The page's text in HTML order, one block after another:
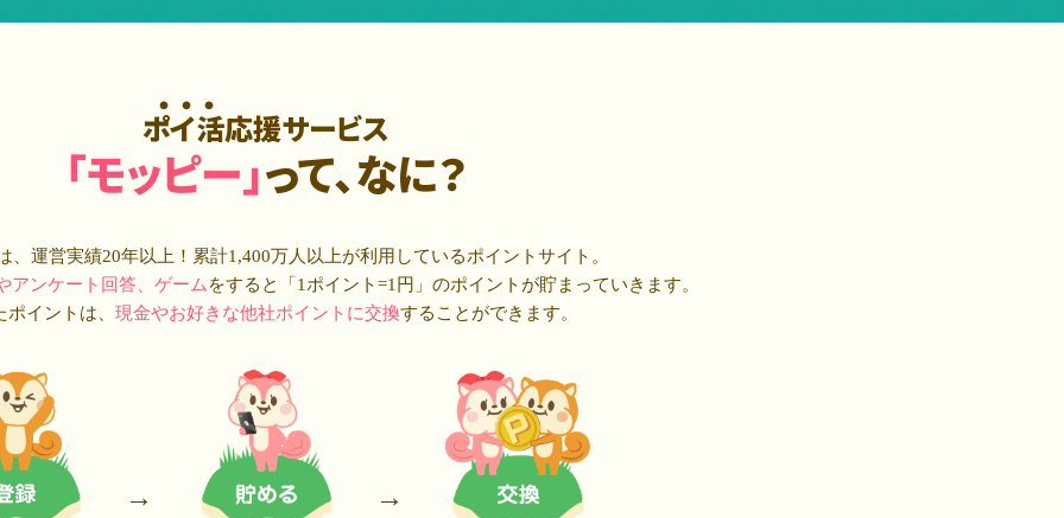
ポイ活応援サービス
「モッピー」って、なに？
、運営実績20年以上！累計1,400万人 以上が利用しているポイントサイト。
アンケート回答、ゲーム をすると「1ポイント=1円」のポイントが貯まっていきます。
ポイントは、 現金やお好きな他社ポイントに交換することができます。